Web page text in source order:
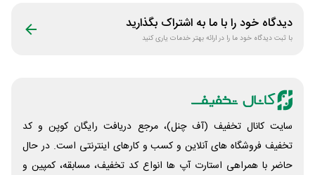
دیدگاه خود را با ما به اشتراک بگذارید
با ثبت دیدگاه خود ما را در ارائه بهتر خدمات یاری کنید
سایت کانال تخفیف (آف چنل)، مرجع دریافت رایگان کوپن و کد
تخفیف فروشگاه های آنلاین و کسب و‌ کارهای اینترنتی است. در حال
حاضر با همراهی استارت آپ ها انواع کد تخفیف، مسابقه، کمپین و